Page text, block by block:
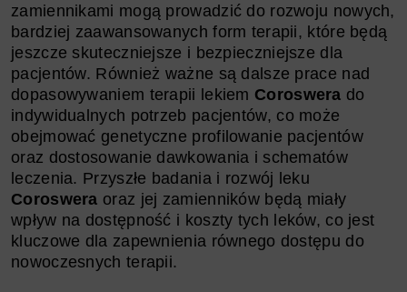
zamiennikami mogą prowadzić do rozwoju nowych,
bardziej zaawansowanych form terapii, które będą
jeszcze skuteczniejsze i bezpieczniejsze dla
pacjentów. Również ważne są dalsze prace nad
dopasowywaniem terapii lekiem Coroswera do
indywidualnych potrzeb pacjentów, co może
obejmować genetyczne profilowanie pacjentów
oraz dostosowanie dawkowania i schematów
leczenia. Przyszłe badania i rozwój leku
Coroswera oraz jej zamienników będą miały
wpływ na dostępność i koszty tych leków, co jest
kluczowe dla zapewnienia równego dostępu do
nowoczesnych terapii.